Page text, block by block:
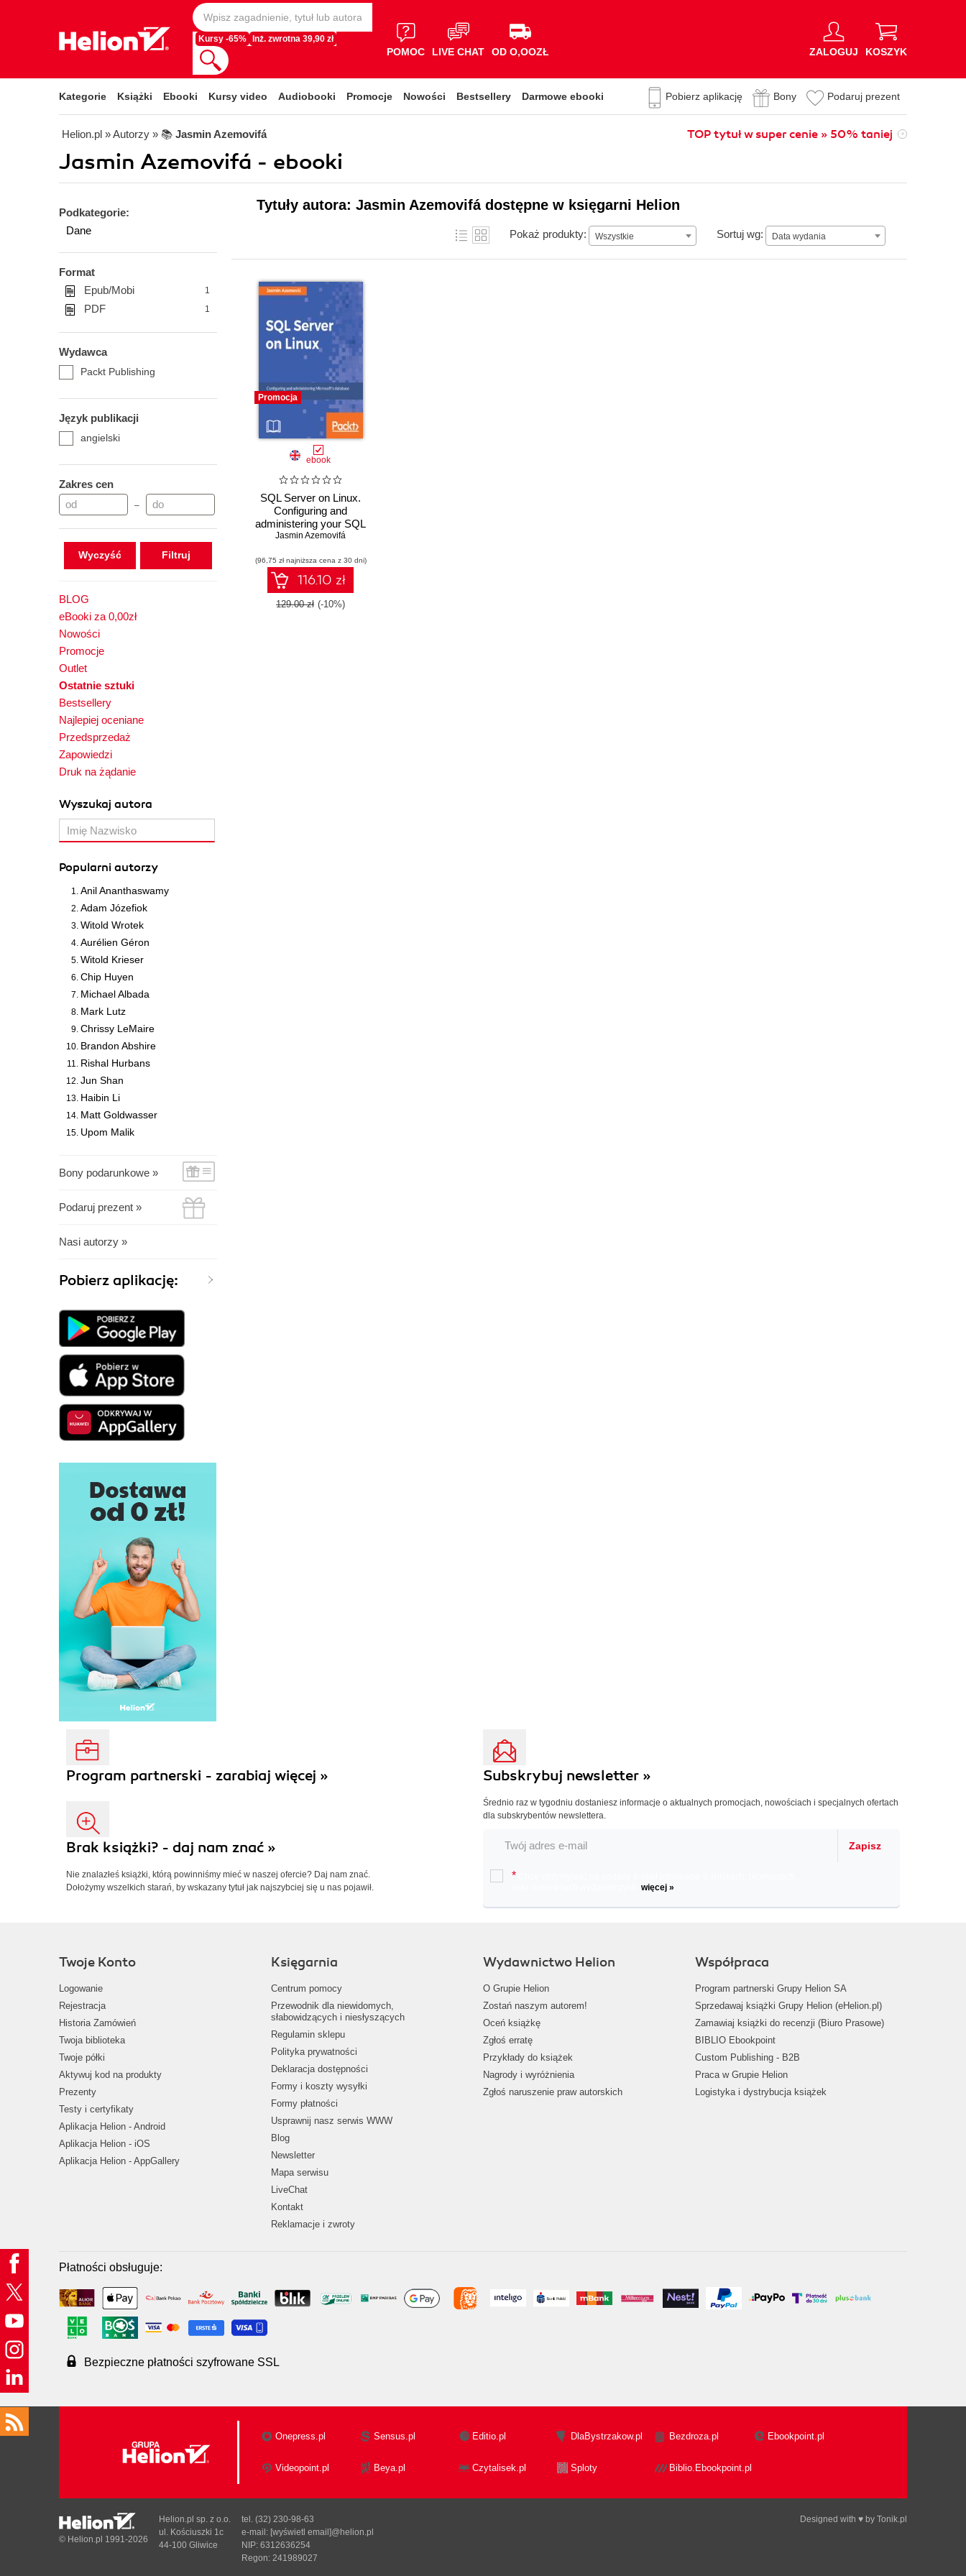
Kursy -65% Inż. zwrotna 39,90 zł
POMOC LIVE CHAT OD O,OOZŁ ZALOGUJ KOSZYK
Kategorie Książki Ebooki Kursy video Audiobooki Promocje Nowości Bestsellery Darmowe ebooki Pobierz aplikację Bony Podaruj prezent
Helion.pl » Autorzy » 📚 Jasmin Azemovifá TOP tytuł w super cenie » 50% taniej
Jasmin Azemovifá - ebooki
Podkategorie:
Dane
Format
Epub/Mobi
1
PDF 1
Wydawca
Packt Publishing
Język publikacji
angielski
Zakres cen
–
Wyczyść
BLOG
eBooki za 0,00zł
Nowości
Promocje
Outlet
Ostatnie sztuki
Bestsellery
Najlepiej oceniane
Przedsprzedaż
Zapowiedzi
Druk na żądanie
Wyszukaj autora
Popularni autorzy
Anil Ananthaswamy
Adam Józefiok
Witold Wrotek
Aurélien Géron
Witold Krieser
Chip Huyen
Michael Albada
Mark Lutz
Chrissy LeMaire
Brandon Abshire
Rishal Hurbans
Jun Shan
Haibin Li
Matt Goldwasser
Upom Malik
Bony podarunkowe »
Podaruj prezent »
Nasi autorzy »
Pobierz aplikację:
Tytuły autora: Jasmin Azemovifá dostępne w księgarni Helion
Pokaż produkty: Wszystkie Sortuj wg: Data wydania
Data wydania
Promocja
ebook
SQL Server on Linux.
Configuring and
administering your SQL
Server solution on
Jasmin Azemovifá
(96,75 zł najniższa cena z 30 dni)
116.10 zł
129.00 zł (-10%)
Program partnerski - zarabiaj więcej »
Brak książki? - daj nam znać »
Nie znalazłeś książki, którą powinniśmy mieć w naszej ofercie? Daj nam znać.
Dołożymy wszelkich starań, by wskazany tytuł jak najszybciej się u nas pojawił.
Subskrybuj newsletter »
Średnio raz w tygodniu dostaniesz informacje o aktualnych promocjach, nowościach i specjalnych ofertach
dla subskrybentów newslettera.
Zapisz
*
więcej »
Twoje Konto
Logowanie
Rejestracja
Historia Zamówień
Twoja biblioteka
Twoje półki
Aktywuj kod na produkty
Prezenty
Testy i certyfikaty
Aplikacja Helion - Android
Aplikacja Helion - iOS
Aplikacja Helion - AppGallery
Księgarnia
Centrum pomocy
Przewodnik dla niewidomych,
słabowidzących i niesłyszących
Regulamin sklepu
Polityka prywatności
Deklaracja dostępności
Formy i koszty wysyłki
Formy płatności
Usprawnij nasz serwis WWW
Blog
Newsletter
Mapa serwisu
LiveChat
Kontakt
Reklamacje i zwroty
Wydawnictwo Helion
O Grupie Helion
Zostań naszym autorem!
Oceń książkę
Zgłoś erratę
Przykłady do książek
Nagrody i wyróżnienia
Zgłoś naruszenie praw autorskich
Współpraca
Program partnerski Grupy Helion SA
Sprzedawaj książki Grupy Helion (eHelion.pl)
Zamawiaj książki do recenzji (Biuro Prasowe)
BIBLIO Ebookpoint
Custom Publishing - B2B
Praca w Grupie Helion
Logistyka i dystrybucja książek
Płatności obsługuje:
Bezpieczne płatności szyfrowane SSL
Onepress.pl Sensus.pl Editio.pl DlaBystrzakow.pl Bezdroza.pl Ebookpoint.pl
Videopoint.pl Beya.pl Czytalisek.pl Sploty Biblio.Ebookpoint.pl
Designed with ♥ by Tonik.pl
© Helion.pl 1991-2026
Helion.pl sp. z o.o.
ul. Kościuszki 1c
44-100 Gliwice
tel. (32) 230-98-63
e-mail: [wyświetl email]@helion.pl
NIP: 6312636254
Regon: 241989027